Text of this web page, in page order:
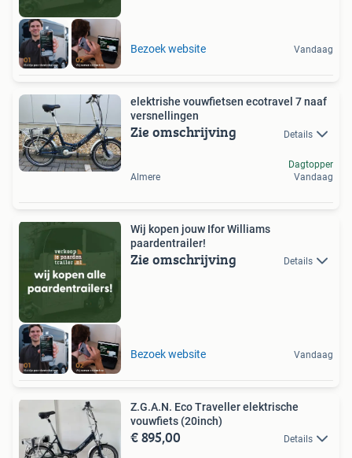
Bezoek website Vandaag
elektrishe vouwfietsen ecotravel 7 naaf
versnellingen
Zie omschrijving Details
Almere
Dagtopper
Vandaag
Wij kopen jouw Ifor Williams
paardentrailer!
Zie omschrijving Details
Bezoek website Vandaag
Z.G.A.N. Eco Traveller elektrische
vouwfiets (20inch)
€ 895,00 Details